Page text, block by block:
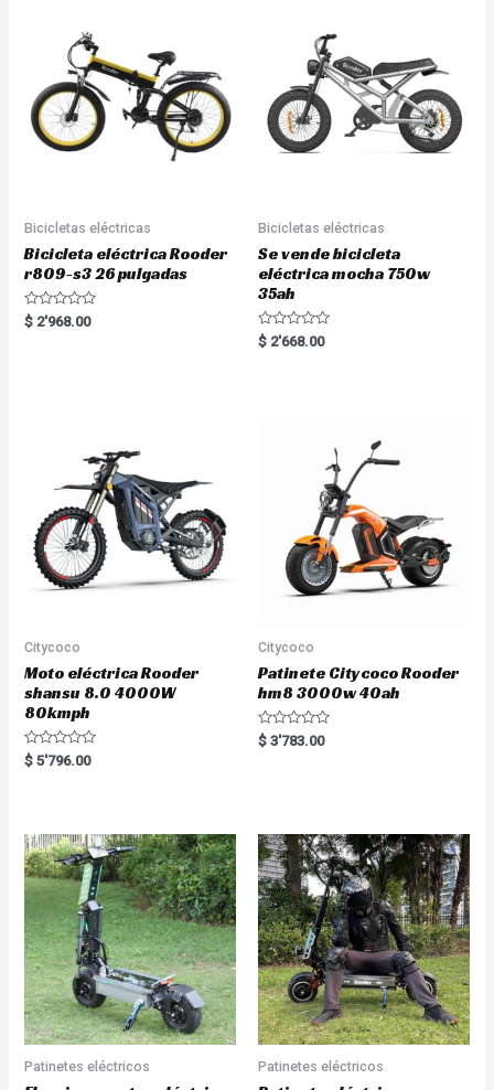
Bicicletas eléctricas
Bicicleta eléctrica Rooder
r809-s3 26 pulgadas
R
a
$ 2'968.00
Bicicletas eléctricas
Se vende bicicleta
eléctrica mocha 750w
35ah
R
a
$ 2'668.00
Citycoco
Moto eléctrica Rooder
shansu 8.0 4000W
80kmph
R
a
o
u
t
o
f
$ 5'796.00
Citycoco
Patinete Citycoco Rooder
hm8 3000w 40ah
R
a
t
o
f
5
$ 3'783.00
Patinetes eléctricos Patinetes eléctricos